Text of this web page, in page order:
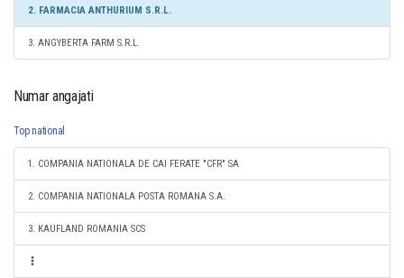
2. FARMACIA ANTHURIUM S.R.L.
3. ANGYBERTA FARM S.R.L.
Numar angajati
Top national
1. COMPANIA NATIONALA DE CAI FERATE "CFR" SA
2. COMPANIA NATIONALA POSTA ROMANA S.A.
3. KAUFLAND ROMANIA SCS